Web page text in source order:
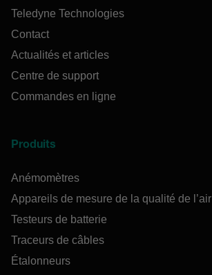
Teledyne Technologies
Contact
Actualités et articles
Centre de support
Commandes en ligne
Produits
Anémomètres
Appareils de mesure de la qualité de l’air
Testeurs de batterie
Traceurs de câbles
Étalonneurs